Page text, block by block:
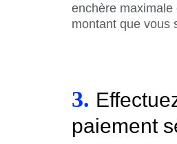
enchère
montant que vous
3.
paiement